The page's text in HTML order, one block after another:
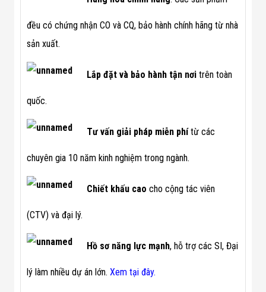
Đội
Máy
Tin Tức
đều có chứng nhận CO và CQ, bảo hành chính hãng từ nhà
sản xuất.
Lắp đặt và bảo hành tận nơi trên toàn
quốc.
Tư vấn giải pháp miễn phítừ các
chuyên gia 10 năm kinh nghiệm trong ngành.
Chiết khấu cao cho cộng tác viên
(CTV) và đại lý.
Hồ sơ năng lực mạnh, hỗ trợ các SI, Đại
lý làm nhiều dự án lớn. Xem tại đây.